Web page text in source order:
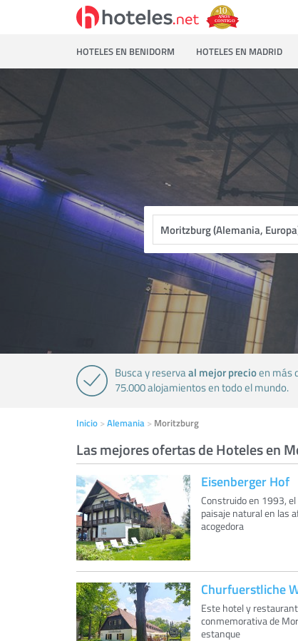
HOTELES EN BENIDORM HOTELES EN MADRID
Busca y reservaal mejor precioen más
75.000 alojamientos en todo el mundo.
Inicio Alemania Moritzburg
Las mejores ofertas de Hoteles en
Eisenberger Hof
Construido en 1993,
paisaje natural en las
acogedora
Churfuerstliche
Este hotel y
conmemorativa de
estanque